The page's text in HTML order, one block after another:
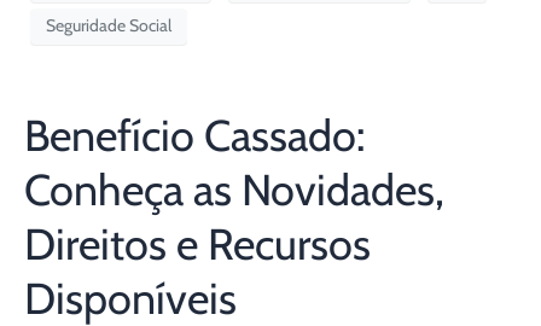
Seguridade Social
Benefício Cassado:
Conheça as Novidades,
Direitos e Recursos
Disponíveis